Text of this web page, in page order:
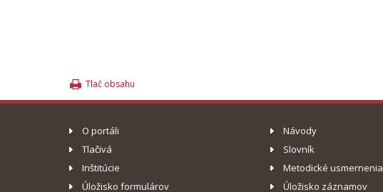
Tlač obsahu
O portáli
Návody
Tlačivá
Slovník
Inštitúcie
Metodické usmernenia
Úložisko formulárov
Úložisko záznamov